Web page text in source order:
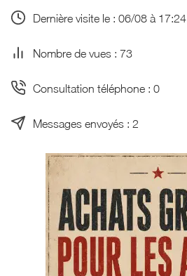
Dernière visite le : 06/08 à 17:24
Nombre de vues : 73
Consultation téléphone : 0
Messages envoyés : 2